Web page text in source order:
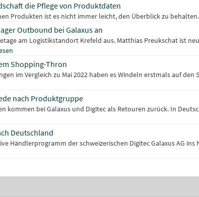
die Pflege von Produktdaten
Produkten ist es nicht immer leicht, den Überblick zu
Outbound bei Galaxus an
am Logistikstandort Krefeld aus. Matthias Preukschat ist
Shopping-Thron
im Vergleich zu Mai 2022 haben es Windeln erstmals auf
nach Produktgruppe
kommen bei Galaxus und Digitec als Retouren zurück. In
Deutschland
Händlerprogramm der schweizerischen Digitec Galaxus AG